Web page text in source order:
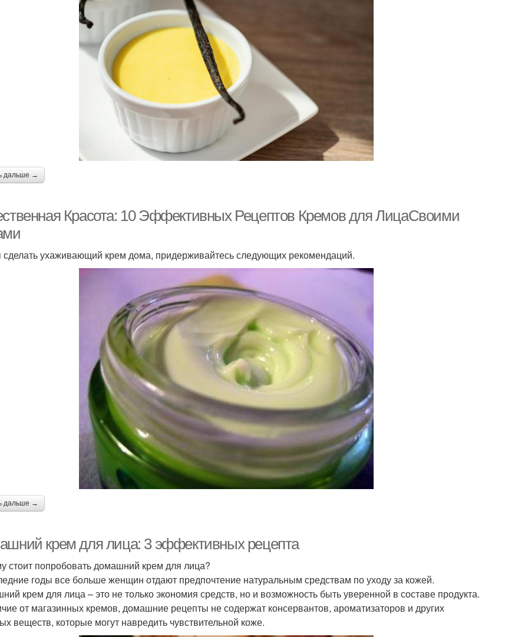
дальше →
Красота: 10 Эффективных Рецептов Кремов для ЛицаСвоими
ухаживающий крем дома, придерживайтесь следующих рекомендаций.
дальше →
крем для лица: 3 эффективных рецепта
стоит попробовать домашний крем для лица?
годы все больше женщин отдают предпочтение натуральным средствам по уходу за кожей.
крем для лица – это не только экономия средств, но и возможность быть уверенной в составе продукта.
от магазинных кремов, домашние рецепты не содержат консервантов, ароматизаторов и других
веществ, которые могут навредить чувствительной коже.